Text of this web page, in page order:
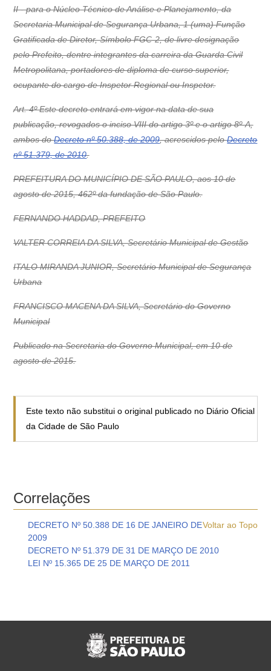
II - para o Núcleo Técnico de Análise e Planejamento, da
Secretaria Municipal de Segurança Urbana, 1 (uma) Função
Gratificada de Diretor, Símbolo FGC-2, de livre designação
pelo Prefeito, dentre integrantes da carreira da Guarda Civil
Metropolitana, portadores de diploma de curso superior,
ocupante do cargo de Inspetor Regional ou Inspetor.
Art. 4º Este decreto entrará em vigor na data de sua
publicação, revogados o inciso VIII do artigo 3º e o artigo 8º-A,
ambos doDecreto nº 50.388, de 2009, acrescidos peloDecreto
nº 51.379, de 2010.
PREFEITURA DO MUNICÍPIO DE SÃO PAULO, aos 10 de
agosto de 2015, 462º da fundação de São Paulo.
FERNANDO HADDAD, PREFEITO
VALTER CORREIA DA SILVA, Secretário Municipal de Gestão
ITALO MIRANDA JUNIOR, Secretário Municipal de Segurança
Urbana
FRANCISCO MACENA DA SILVA, Secretário do Governo
Municipal
Publicado na Secretaria do Governo Municipal, em 10 de
agosto de 2015.
Este texto não substitui o original publicado no Diário Oficial
da Cidade de São Paulo
Correlações
Voltar ao Topo
DECRETO Nº 50.388 DE 16 DE JANEIRO DE
2009
DECRETO Nº 51.379 DE 31 DE MARÇO DE 2010
LEI Nº 15.365 DE 25 DE MARÇO DE 2011